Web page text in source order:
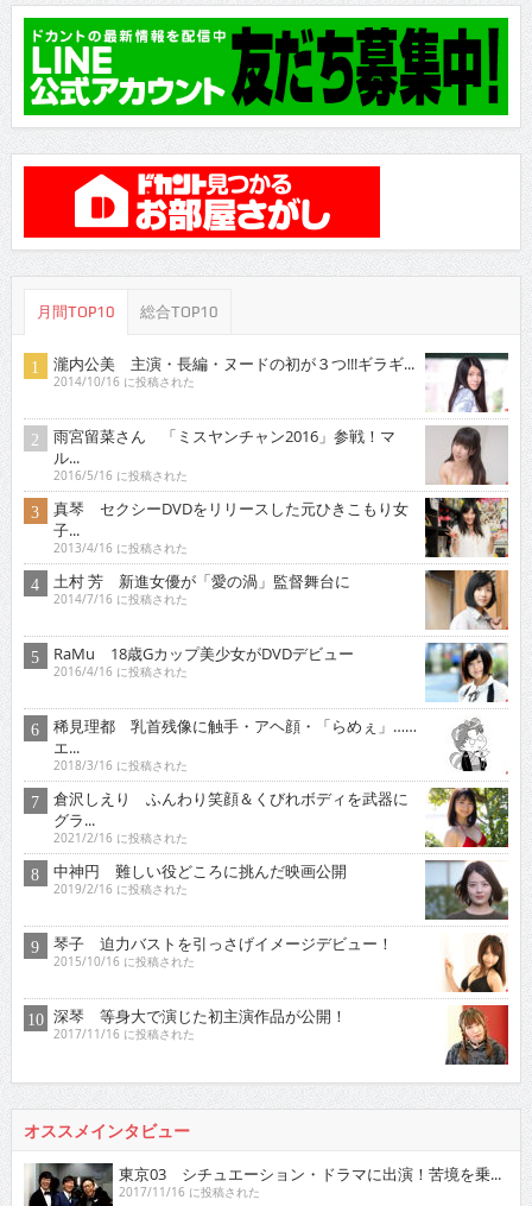
月間TOP10 総合TOP10
瀧内公美 主演・長編・ヌードの初が３つ!!!ギラギ...
2014/10/16 に投稿された
雨宮留菜さん 「ミスヤンチャン2016」参戦！マ
ル...
2016/5/16 に投稿された
真琴 セクシーDVDをリリースした元ひきこもり女
子...
2013/4/16 に投稿された
土村 芳 新進女優が「愛の渦」監督舞台に
2014/7/16 に投稿された
RaMu 18歳Gカップ美少女がDVDデビュー
2016/4/16 に投稿された
稀見理都 乳首残像に触手・アヘ顔・「らめぇ」……
エ...
2018/3/16 に投稿された
倉沢しえり ふんわり笑顔＆くびれボディを武器に
グラ...
2021/2/16 に投稿された
中神円 難しい役どころに挑んだ映画公開
2019/2/16 に投稿された
琴子 迫力バストを引っさげイメージデビュー！
2015/10/16 に投稿された
深琴 等身大で演じた初主演作品が公開！
2017/11/16 に投稿された
オススメインタビュー
東京03 シチュエーション・ドラマに出演！苦境を乗...
2017/11/16 に投稿された